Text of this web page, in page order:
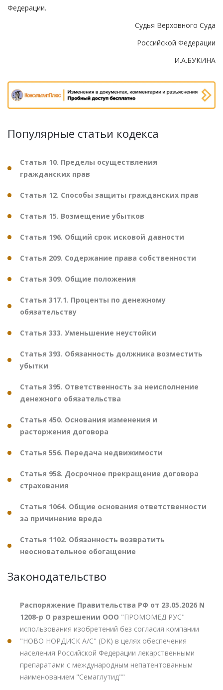
Федерации.
Судья Верховного Суда
Российской Федерации
И.А.БУКИНА
Популярные статьи кодекса
Статья 10. Пределы осуществления
гражданских прав
Статья 12. Способы защиты гражданских прав
Статья 15. Возмещение убытков
Статья 196. Общий срок исковой давности
Статья 209. Содержание права собственности
Статья 309. Общие положения
Статья 317.1. Проценты по денежному
обязательству
Статья 333. Уменьшение неустойки
Статья 393. Обязанность должника возместить
убытки
Статья 395. Ответственность за неисполнение
денежного обязательства
Статья 450. Основания изменения и
расторжения договора
Статья 556. Передача недвижимости
Статья 958. Досрочное прекращение договора
страхования
Статья 1064. Общие основания ответственности
за причинение вреда
Статья 1102. Обязанность возвратить
неосновательное обогащение
Законодательство
Распоряжение Правительства РФ от 23.05.2026 N
1208-р О разрешении ООО "ПРОМОМЕД РУС"
использования изобретений без согласия компании
"НОВО НОРДИСК А/С" (DK) в целях обеспечения
населения Российской Федерации лекарственными
препаратами с международным непатентованным
наименованием "Семаглутид""